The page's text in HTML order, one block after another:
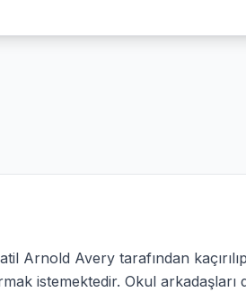
Arnold Avery tarafından
istemektedir. Okul arkadaşları